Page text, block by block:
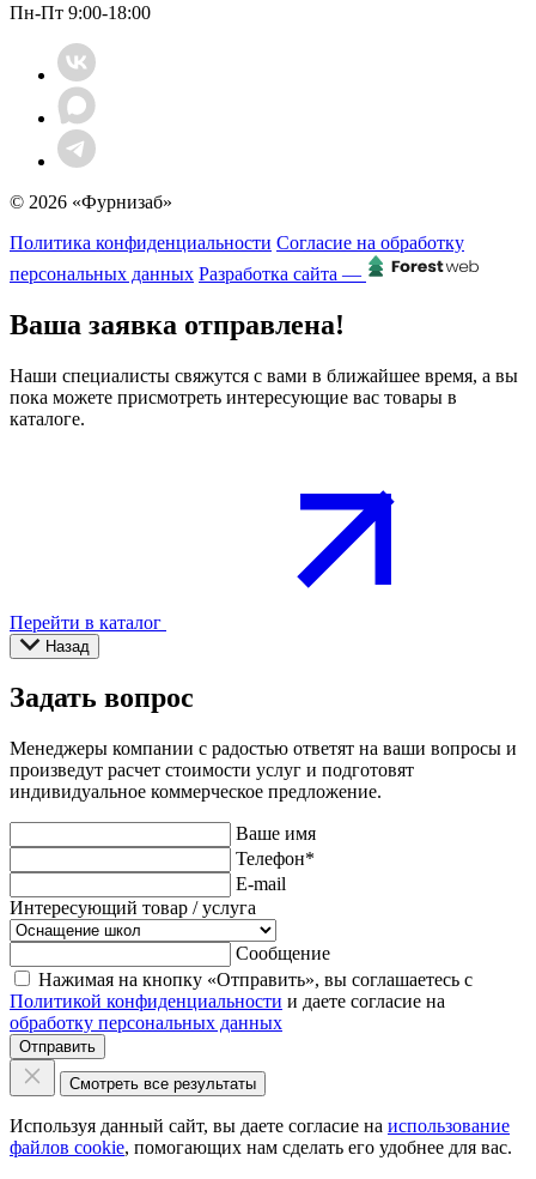
Пн-Пт 9:00-18:00
© 2026 «Фурнизаб»
Политика конфиденциальности Согласие на обработку
персональных данных Разработка сайта —
Ваша заявка отправлена!
Наши специалисты свяжутся с вами в ближайшее время, а вы
пока можете присмотреть интересующие вас товары в
каталоге.
Перейти в каталог
Назад
Задать вопрос
Менеджеры компании с радостью ответят на ваши вопросы и
произведут расчет стоимости услуг и подготовят
индивидуальное коммерческое предложение.
Ваше имя
Телефон*
E-mail
Интересующий товар / услуга
Сообщение
Нажимая на кнопку «Отправить», вы соглашаетесь с
Политикой конфиденциальности и даете согласие на
обработку персональных данных
Отправить
Смотреть все результаты
Используя данный сайт, вы даете согласие на использование
файлов cookie, помогающих нам сделать его удобнее для вас.